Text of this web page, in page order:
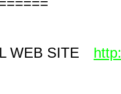
WEB SITE